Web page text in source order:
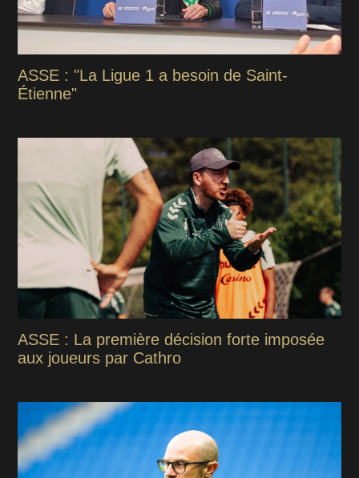
ASSE : "La Ligue 1 a besoin de Saint-
Étienne"
ASSE : La première décision forte imposée
aux joueurs par Cathro